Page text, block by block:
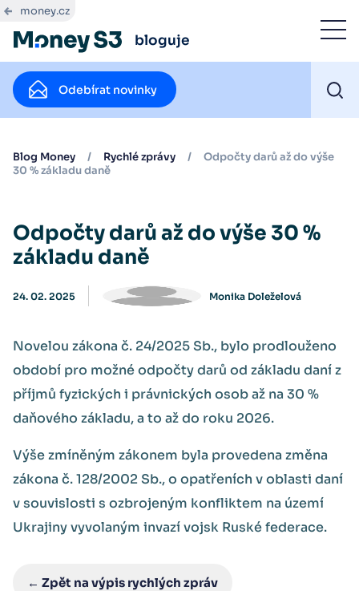
money.cz
bloguje
Odebírat novinky
Blog Money / Rychlé zprávy /
Odpočty darů až do výše
30 % základu daně
Odpočty darů až do výše 30 %
základu daně
24. 02. 2025 Monika Doleželová
Novelou zákona č. 24/2025 Sb., bylo prodlouženo
období pro možné odpočty darů od základu daní z
příjmů fyzických i právnických osob až na 30 %
daňového základu, a to až do roku 2026.
Výše zmíněným zákonem byla provedena změna
zákona č. 128/2002 Sb., o opatřeních v oblasti daní
v souvislosti s ozbrojeným konfliktem na území
Ukrajiny vyvolaným invazí vojsk Ruské federace.
← Zpět na výpis rychlých zpráv